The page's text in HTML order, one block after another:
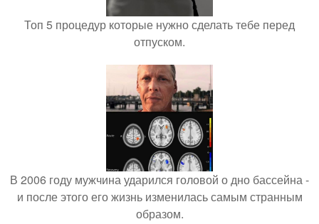
Топ 5 процедур которые нужно сделать тебе перед
отпуском.
В 2006 году мужчина ударился головой о дно бассейна -
и после этого его жизнь изменилась самым странным
образом.